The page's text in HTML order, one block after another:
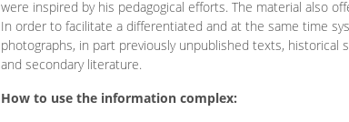
were inspired by his pedagogical efforts. The material also
In order to facilitate a differentiated and at the same time
photographs, in part previously unpublished texts,
and secondary literature.
How to use the information complex: